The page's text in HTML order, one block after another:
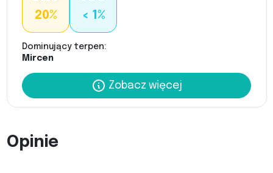
20% < 1%
Dominujący terpen:
Mircen
Zobacz więcej
Opinie